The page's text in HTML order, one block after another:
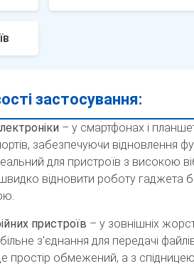
застосування:
– у смартфонах і
забезпечуючи відновлення
для пристроїв з високою
відновити роботу гаджета
пристроїв – у зовнішніх
з'єднання для передачі
простір обмежений, а з